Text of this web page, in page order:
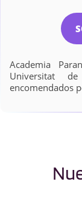
Academia
Universitat
encomendados